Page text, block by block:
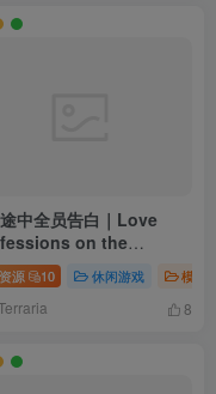
电脑游戏
中全员告白｜Love
on the
｜官方中文-v1.0｜
｜免安装
源 10 休闲游戏 模拟
8